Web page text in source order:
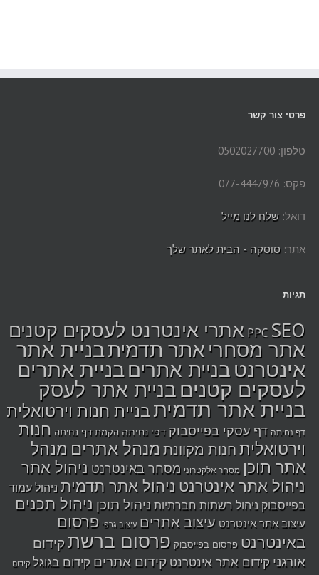
פרטי צור קשר
טלפון: 0502027700
פקס: 077-4447976
דואל: שלח לנו מייל
אתר: סוסקה - הבית לאתר שלך
תגיות
PPC SEO אתרי אינטרנט לעסקים קטנים
אתר מסחריאתר תדמיתבניית אתר
אינטרנטבניית אתריםבניית אתרים
לעסקים קטניםבניית אתר לעסק
בניית אתר תדמית בניית חנות וירטואלית
דף נחיתה דף עסקי בפייסבוק דפי נחיתה הקמת דף נחיתה חנות
וירטואלית חנות מקוונת מנהל אתרים מנהל
אתר תוכן מסחר אלקטרוני מסחר באינטרנט ניהול אתר
ניהול אתר אינטרנט ניהול אתר תדמית ניהול עמוד
בפייסבוק ניהול רשתות חברתיות ניהול תוכן ניהול תכנים
עיצוב אתר אינטרנט עיצוב אתרים עיצוב גרפי פרסום
באינטרנט פרסום בפייסבוק פרסום ברשת קידום
אורגני קידום אתר אינטרנט קידום אתרים קידום בגוגל קידום